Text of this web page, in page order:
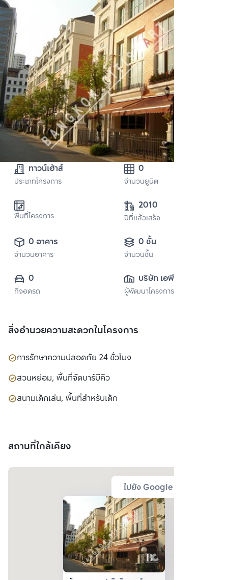
ทาวน์เฮ้าส์
ประเภทโครงการ
0
จำนวนยูนิต
พื้นที่โครงการ
2010
ปีที่แล้วเสร็จ
0 อาคาร
จำนวนอาคาร
0 ชั้น
จำนวนชั้น
0
ที่จอดรถ
บริษัท เอพี (ไทย
แลนด์)
ผู้พัฒนาโครงการ
สิ่งอำนวยความสะดวกในโครงการ
การรักษาความปลอดภัย 24 ชั่วโมง
สวนหย่อม, พื้นที่จัดบาร์บีคิว
สนามเด็กเล่น, พื้นที่สำหรับเด็ก
สถานที่ใกล้เคียง
ไปยัง Google Map